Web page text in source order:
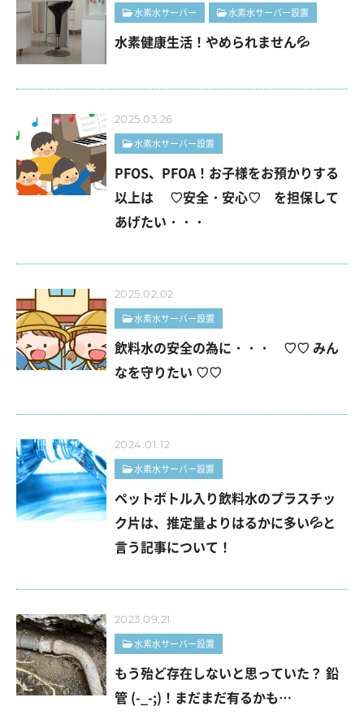
水素水サーバー
水素水サーバー設置
水素健康生活！やめられません💦
2025.03.26
水素水サーバー設置
PFOS、PFOA！お子様をお預かりする
以上は ♡安全・安心♡ を担保して
あげたい・・・
2025.02.02
水素水サーバー設置
飲料水の安全の為に・・・ ♡♡ みん
なを守りたい ♡♡
2024.01.12
水素水サーバー設置
ペットボトル入り飲料水のプラスチッ
ク片は、推定量よりはるかに多い💦と
言う記事について！
2023.09.21
水素水サーバー設置
もう殆ど存在しないと思っていた？ 鉛
管 (-_-;)！まだまだ有るかも…